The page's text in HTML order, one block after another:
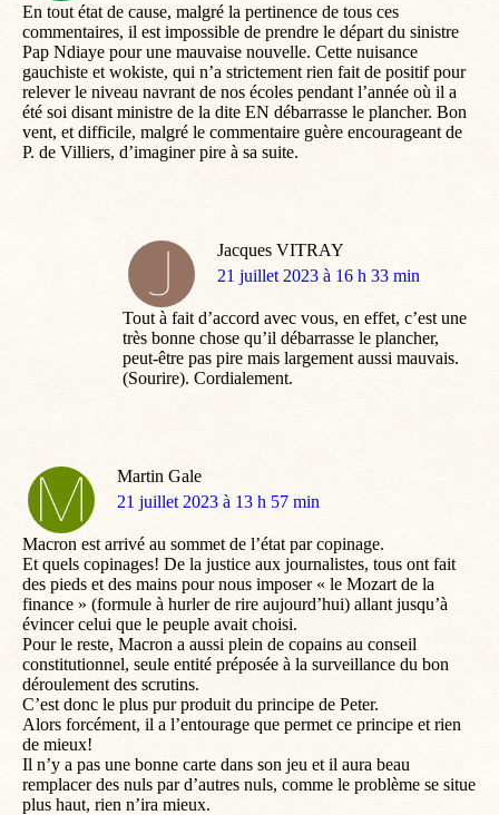
En tout état de cause, malgré la pertinence de tous ces
commentaires, il est impossible de prendre le départ du sinistre
Pap Ndiaye pour une mauvaise nouvelle. Cette nuisance
gauchiste et wokiste, qui n’a strictement rien fait de positif pour
relever le niveau navrant de nos écoles pendant l’année où il a
été soi disant ministre de la dite EN débarrasse le plancher. Bon
vent, et difficile, malgré le commentaire guère encourageant de
P. de Villiers, d’imaginer pire à sa suite.
Jacques VITRAY
dit
21 juillet 2023 à 16 h 33 min
Tout à fait d’accord avec vous, en effet, c’est une
très bonne chose qu’il débarrasse le plancher,
peut-être pas pire mais largement aussi mauvais.
(Sourire). Cordialement.
Martin Gale
dit
21 juillet 2023 à 13 h 57 min
Macron est arrivé au sommet de l’état par copinage.
Et quels copinages! De la justice aux journalistes, tous ont fait
des pieds et des mains pour nous imposer « le Mozart de la
finance » (formule à hurler de rire aujourd’hui) allant jusqu’à
évincer celui que le peuple avait choisi.
Pour le reste, Macron a aussi plein de copains au conseil
constitutionnel, seule entité préposée à la surveillance du bon
déroulement des scrutins.
C’est donc le plus pur produit du principe de Peter.
Alors forcément, il a l’entourage que permet ce principe et rien
de mieux!
Il n’y a pas une bonne carte dans son jeu et il aura beau
remplacer des nuls par d’autres nuls, comme le problème se situe
plus haut, rien n’ira mieux.